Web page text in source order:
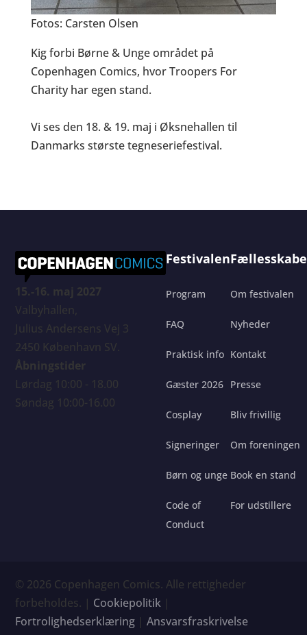
Fotos: Carsten Olsen
Kig forbi Børne & Unge området på
Copenhagen Comics, hvor Troopers For
Charity har egen stand.
Vi ses den 18. & 19. maj i Øksnehallen til
Danmarks største tegneseriefestival.
15.-16. maj 2027
Valbyhallen,
Julius Andersens Vej 3
2450 København SV.
Åbningstider
Lørdag 10:00 - 18.00
Søndag 10:00-16.00
Festivalen
Program
FAQ
Praktisk info
Gæster 2026
Cosplay
Signeringer
Børn og unge
Code of
Conduct
Om festivalen
Nyheder
Kontakt
Presse
Bliv frivillig
Om foreningen
Book en stand
For udstillere
© 2026 Copenhagen Comics. Alle rettigheder
forbeholdes. | Cookiepolitik |
Fortrolighedserklæring |Ansvarsfraskrivelse